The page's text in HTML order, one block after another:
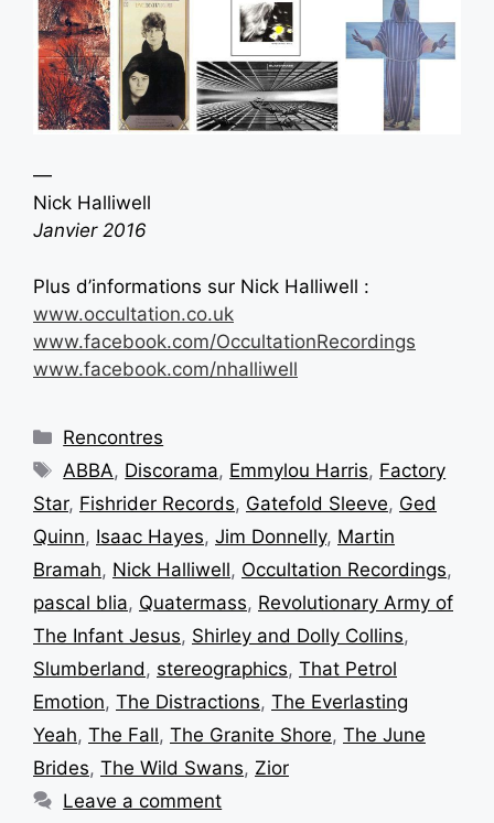
—
Nick Halliwell
Janvier 2016
Plus d’informations sur Nick Halliwell :
www.occultation.co.uk
www.facebook.com/OccultationRecordings
www.facebook.com/nhalliwell
Rencontres
ABBA, Discorama, Emmylou Harris, Factory
Star, Fishrider Records, Gatefold Sleeve, Ged
Quinn, Isaac Hayes, Jim Donnelly, Martin
Bramah, Nick Halliwell, Occultation Recordings,
pascal blia, Quatermass, Revolutionary Army of
The Infant Jesus, Shirley and Dolly Collins,
Slumberland , stereographics, That Petrol
Emotion, The Distractions, The Everlasting
Yeah, The Fall, The Granite Shore, The June
Brides, The Wild Swans, Zior
Leave a comment